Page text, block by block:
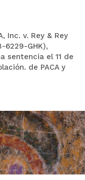
Inc. v. Rey & Rey
6229-GHK),
sentencia el 11 de
de PACA y